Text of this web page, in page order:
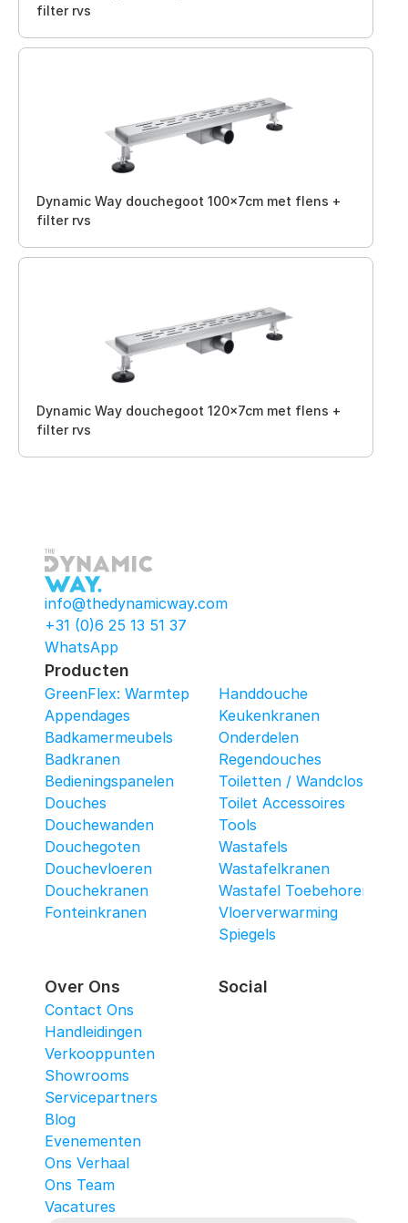
filter rvs
Dynamic Way douchegoot 100x7cm met flens +
filter rvs
Dynamic Way douchegoot 120x7cm met flens +
filter rvs
info@thedynamicway.com
+31 (0)6 25 13 51 37
WhatsApp
Producten
GreenFlex: Warmtepomop-Box
Appendages
Badkamermeubels
Badkranen
Bedieningspanelen
Douches
Douchewanden
Douchegoten
Douchevloeren
Douchekranen
Fonteinkranen
Handdouche
Keukenkranen
Onderdelen
Regendouches
Toiletten / Wandcloset
Toilet Accessoires
Tools
Wastafels
Wastafelkranen
Wastafel Toebehoren
Vloerverwarming
Spiegels
Over Ons
Contact Ons
Handleidingen
Verkooppunten
Showrooms
Servicepartners
Blog
Evenementen
Ons Verhaal
Ons Team
Vacatures
Social